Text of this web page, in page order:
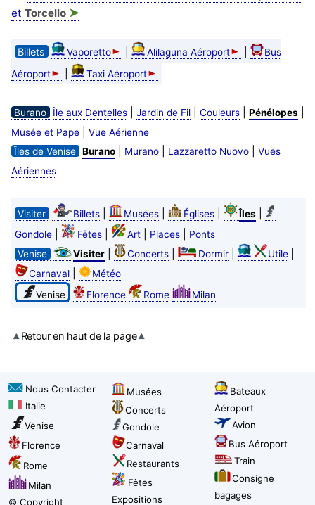
et Torcello ➤
Billets Vaporetto Alilaguna Aéroport
Bus
Aéroport
Taxi Aéroport
Burano Île aux Dentelles| Jardin de Fil| Couleurs| Pénélopes|
Musée et Pape| Vue Aérienne
Îles de Venise Burano| Murano| Lazzaretto Nuovo| Vues
Aériennes
Visiter Billets| Musées| Églises| Îles|
Gondole| Fêtes| Art| Places|
Ponts
Venise
Visiter| Concerts| Dormir| Utile|
Carnaval|
Météo
Venise
Florence Rome Milan
Retour en haut de la page
Nous Contacter
Italie
Venise
Florence
Rome
Milan
© Copyright
Musées
Concerts
Gondole
Carnaval
Restaurants
Fêtes
Expositions
Bateaux
Aéroport
Avion
Bus Aéroport
Train
Consigne
bagages